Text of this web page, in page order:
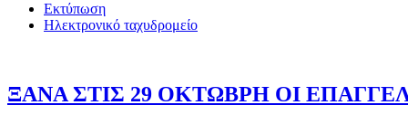
Εκτύπωση
Ηλεκτρονικό ταχυδρομείο
ΞΑΝΑ ΣΤΙΣ 29 ΟΚΤΩΒΡΗ ΟΙ